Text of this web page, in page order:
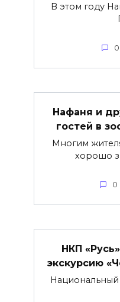
В этом году
0
Нафаня и
гостей в
Многим
хорошо
0
НКП
экскурсию